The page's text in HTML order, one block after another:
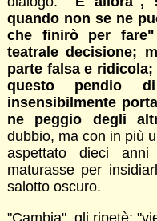
quando non se ne
che finirò per
teatrale decisione;
parte falsa e
questo pendio di
insensibilmente
ne peggio degli
dubbio, ma con in più
aspettato dieci
maturasse per
salotto oscuro.
"Cambia", gli ripetè;